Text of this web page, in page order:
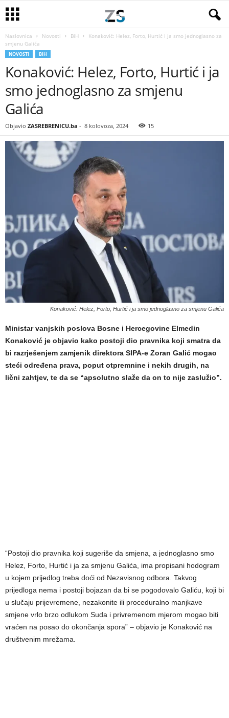
Naslovnica Novosti BiH
Konaković: Helez, Forto, Hurtić i ja smo jednoglasno za
smjenu Galića
NOVOSTI BIH
Konaković: Helez, Forto, Hurtić i ja
smo jednoglasno za smjenu
Galića
Objavio ZASREBRENICU.ba - 8 kolovoza, 2024 15
Konaković: Helez, Forto, Hurtić i ja smo jednoglasno za smjenu Galića
Ministar vanjskih poslova Bosne i Hercegovine Elmedin
Konaković je objavio kako postoji dio pravnika koji smatra da
bi razrješenjem zamjenik direktora SIPA-e Zoran Galić mogao
steći određena prava, poput otpremnine i nekih drugih, na
lični zahtjev, te da se “apsolutno slaže da on to nije zaslužio”.
“Postoji dio pravnika koji sugeriše da smjena, a jednoglasno smo
Helez, Forto, Hurtić i ja za smjenu Galića, ima propisani hodogram
u kojem prijedlog treba doći od Nezavisnog odbora. Takvog
prijedloga nema i postoji bojazan da bi se pogodovalo Galiću, koji bi
u slučaju prijevremene, nezakonite ili proceduralno manjkave
smjene vrlo brzo odlukom Suda i privremenom mjerom mogao biti
vraćen na posao do okončanja spora” – objavio je Konaković na
društvenim mrežama.